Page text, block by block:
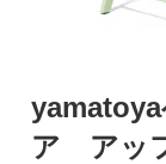
ア アッ